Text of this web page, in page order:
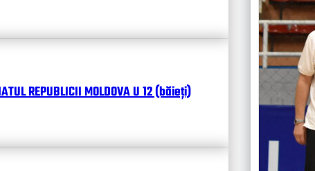
REPUBLICII MOLDOVA U 12 (băieți)